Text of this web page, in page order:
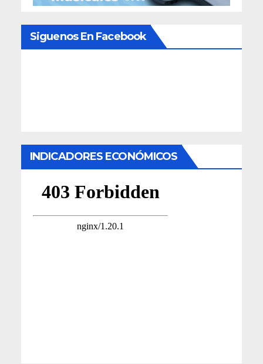
Siguenos En Facebook
INDICADORES ECONÓMICOS